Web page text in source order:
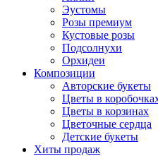
Эустомы
Розы премиум
Кустовые розы
Подсолнухи
Орхидеи
Композиции
Авторские букеты
Цветы в
Цветы в корзинах
Цветочные сердца
Детские букеты
Хиты продаж